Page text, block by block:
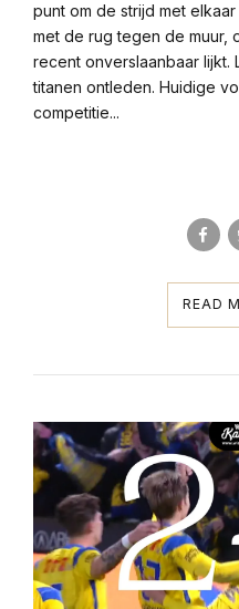
punt om de strijd met
met de rug tegen de muur,
recent onverslaanbaar lijkt.
titanen ontleden. Huidige
competitie...
READ